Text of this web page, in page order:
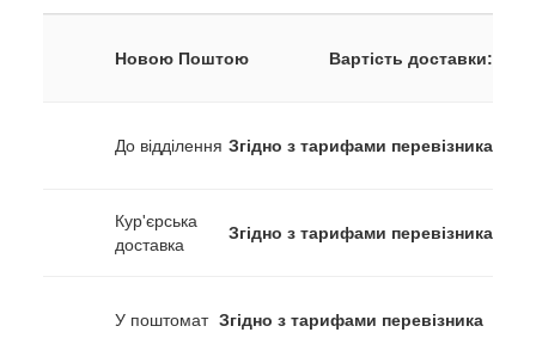
Новою Поштою Вартість доставки:
До відділення Згідно з тарифами перевізника
Кур'єрська
доставка
Згідно з тарифами перевізника
У поштомат Згідно з тарифами перевізника